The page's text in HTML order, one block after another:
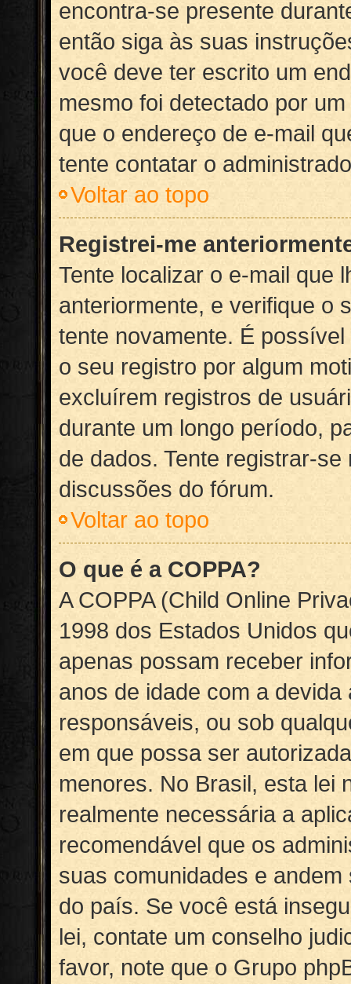
encontra-se presente
então siga às suas
você deve ter escrito um
mesmo foi detectado por
que o endereço de e-mail
tente contatar o
Voltar ao topo
Registrei-me
Tente localizar o e-mail que
anteriormente, e verifique o
tente novamente. É
o seu registro por algum
excluírem registros de
durante um longo período,
de dados. Tente registrar-
discussões do fórum.
Voltar ao topo
O que é a COPPA?
A COPPA (Child Online
1998 dos Estados Unidos
apenas possam receber
anos de idade com a
responsáveis, ou sob
em que possa ser
menores. No Brasil, esta lei
realmente necessária a
recomendável que os
suas comunidades e
do país. Se você está
lei, contate um conselho
favor, note que o Grupo